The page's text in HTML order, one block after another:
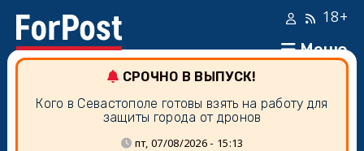
Меню
18+
СРОЧНО В ВЫПУСК!
Кого в Севастополе готовы взять на работу для
защиты города от дронов
пт, 07/08/2026 - 15:13